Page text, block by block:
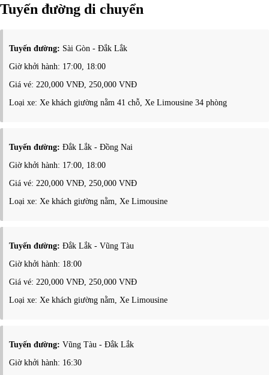
Tuyến đường di chuyển
Tuyến đường: Sài Gòn - Đắk Lắk
Giờ khởi hành: 17:00, 18:00
Giá vé: 220,000 VNĐ, 250,000 VNĐ
Loại xe: Xe khách giường nằm 41 chỗ, Xe Limousine 34 phòng
Tuyến đường: Đắk Lắk - Đồng Nai
Giờ khởi hành: 17:00, 18:00
Giá vé: 220,000 VNĐ, 250,000 VNĐ
Loại xe: Xe khách giường nằm, Xe Limousine
Tuyến đường: Đắk Lắk - Vũng Tàu
Giờ khởi hành: 18:00
Giá vé: 220,000 VNĐ, 250,000 VNĐ
Loại xe: Xe khách giường nằm, Xe Limousine
Tuyến đường: Vũng Tàu - Đắk Lắk
Giờ khởi hành: 16:30